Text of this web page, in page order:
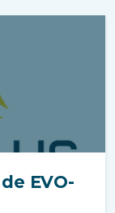
EVO-